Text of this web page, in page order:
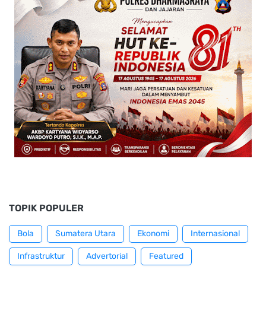
TOPIK POPULER
Bola Sumatera Utara Ekonomi Internasional
Infrastruktur Advertorial Featured